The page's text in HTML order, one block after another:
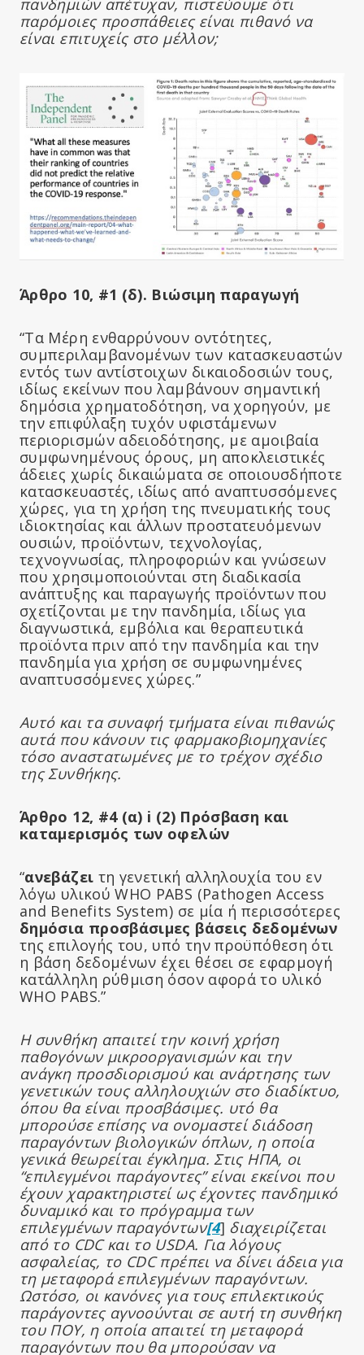
πανδημιών απέτυχαν, πιστεύουμε ότι
παρόμοιες προσπάθειες είναι πιθανό να
είναι επιτυχείς στο μέλλον;
Άρθρο 10, #1 (δ). Βιώσιμη παραγωγή
“Τα Μέρη ενθαρρύνουν οντότητες,
συμπεριλαμβανομένων των κατασκευαστών
εντός των αντίστοιχων δικαιοδοσιών τους,
ιδίως εκείνων που λαμβάνουν σημαντική
δημόσια χρηματοδότηση, να χορηγούν, με
την επιφύλαξη τυχόν υφιστάμενων
περιορισμών αδειοδότησης, με αμοιβαία
συμφωνημένους όρους, μη αποκλειστικές
άδειες χωρίς δικαιώματα σε οποιουσδήποτε
κατασκευαστές, ιδίως από αναπτυσσόμενες
χώρες, για τη χρήση της πνευματικής τους
ιδιοκτησίας και άλλων προστατευόμενων
ουσιών, προϊόντων, τεχνολογίας,
τεχνογνωσίας, πληροφοριών και γνώσεων
που χρησιμοποιούνται στη διαδικασία
ανάπτυξης και παραγωγής προϊόντων που
σχετίζονται με την πανδημία, ιδίως για
διαγνωστικά, εμβόλια και θεραπευτικά
προϊόντα πριν από την πανδημία και την
πανδημία για χρήση σε συμφωνημένες
αναπτυσσόμενες χώρες.”
Αυτό και τα συναφή τμήματα είναι πιθανώς
αυτά που κάνουν τις φαρμακοβιομηχανίες
τόσο αναστατωμένες με το τρέχον σχέδιο
της Συνθήκης.
Άρθρο 12, #4 (α) i (2) Πρόσβαση και
καταμερισμός των οφελών
“ανεβάζει τη γενετική αλληλουχία του εν
λόγω υλικού WHO PABS (Pathogen Access
and Benefits System) σε μία ή περισσότερες
δημόσια προσβάσιμες βάσεις δεδομένων
της επιλογής του, υπό την προϋπόθεση ότι
η βάση δεδομένων έχει θέσει σε εφαρμογή
κατάλληλη ρύθμιση όσον αφορά το υλικό
WHO PABS.”
Η συνθήκη απαιτεί την κοινή χρήση
παθογόνων μικροοργανισμών και την
ανάγκη προσδιορισμού και ανάρτησης των
γενετικών τους αλληλουχιών στο διαδίκτυο,
όπου θα είναι προσβάσιμες. υτό θα
μπορούσε επίσης να ονομαστεί διάδοση
παραγόντων βιολογικών όπλων, η οποία
γενικά θεωρείται έγκλημα. Στις ΗΠΑ, οι
“επιλεγμένοι παράγοντες” είναι εκείνοι που
έχουν χαρακτηριστεί ως έχοντες πανδημικό
δυναμικό και το πρόγραμμα των
επιλεγμένων παραγόντων[4] διαχειρίζεται
από το CDC και το USDA. Για λόγους
ασφαλείας, το CDC πρέπει να δίνει άδεια για
τη μεταφορά επιλεγμένων παραγόντων.
Ωστόσο, οι κανόνες για τους επιλεκτικούς
παράγοντες αγνοούνται σε αυτή τη συνθήκη
του ΠΟΥ, η οποία απαιτεί τη μεταφορά
παραγόντων που θα μπορούσαν να